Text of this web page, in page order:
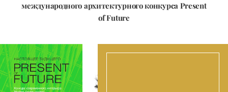
международного архитектурного конкурса Present
of Future